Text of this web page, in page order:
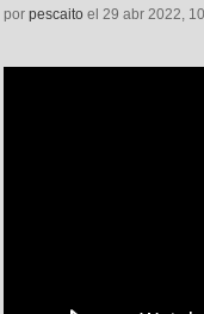
por pescaito el 29 abr 2022,